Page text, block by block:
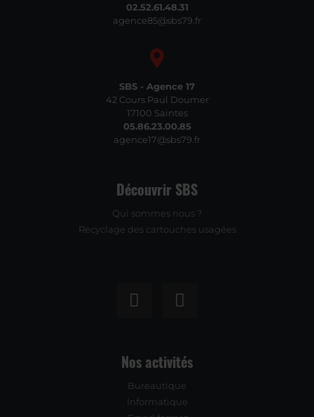
02.52.61.48.31
agence85@sbs79.fr
SBS - Agence 17
42 Cours Paul Doumer
17100 Saintes
05.86.23.00.85
agence17@sbs79.fr
Découvrir SBS
Qui sommes nous ?
Recyclage des cartouches usagées
Nos activités
Bureautique
Informatique